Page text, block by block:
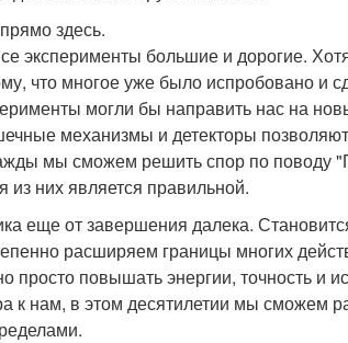
здесь.
эксперименты большие и дорогие.
что многое уже было испробовано и
могли бы направить нас на
механизмы и детекторы
мы сможем решить спор по поводу
из них является правильной.
еще от завершения далека.
расширяем границы многих
просто повышать энергии, точность и
к нам, в этом десятилетии мы сможем